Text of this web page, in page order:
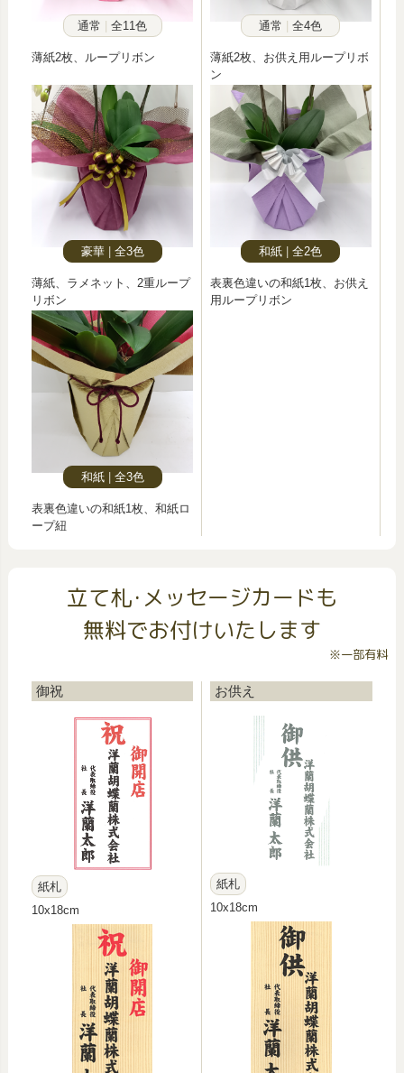
通常 全11色
薄紙2枚、ループリボン
豪華 全3色
薄紙、ラメネット、2重ループ
リボン
和紙 全3色
表裏色違いの和紙1枚、和紙ロ
ープ紐
通常 全4色
薄紙2枚、お供え用ループリボ
ン
和紙 全2色
表裏色違いの和紙1枚、お供え
用ループリボン
立て札･メッセージカードも
無料でお付けいたします
※一部有料
御祝
紙札
10x18cm
お供え
紙札
10x18cm